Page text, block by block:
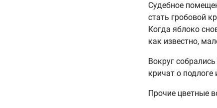
Судебное
стать гробовой
Когда яблоко
как известно,
Вокруг
кричат о
Прочие цветные